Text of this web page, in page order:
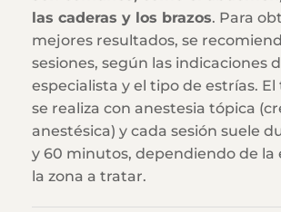
las caderas y los brazos. Para
mejores resultados, se
sesiones, según las indicaciones
especialista y el tipo de estrías.
se realiza con anestesia tópica
anestésica) y cada sesión suele
y 60 minutos, dependiendo de la
la zona a tratar.